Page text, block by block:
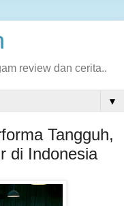
review dan cerita..
▼
Tangguh,
di Indonesia